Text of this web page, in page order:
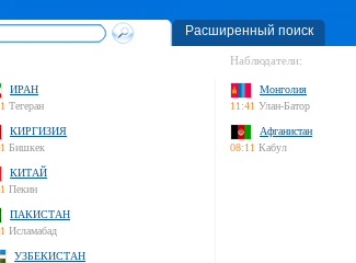
Расширенный поиск
ИРАН
Тегеран
КИРГИЗИЯ
Бишкек
КИТАЙ
Пекин
ПАКИСТАН
Исламабад
УЗБЕКИСТАН
Наблюдатели:
Монголия
11:41 Улан-Батор
Афганистан
08:11 Кабул